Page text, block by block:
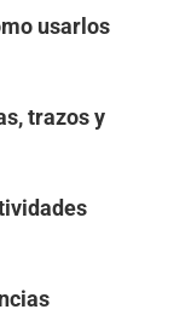
usarlos
trazos y